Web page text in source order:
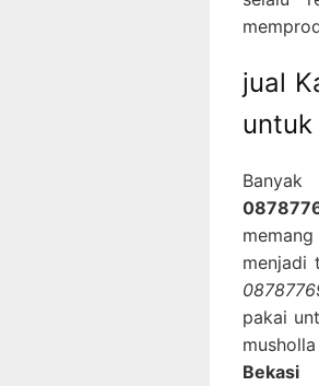
jual
menjadi
pakai
Bekasi